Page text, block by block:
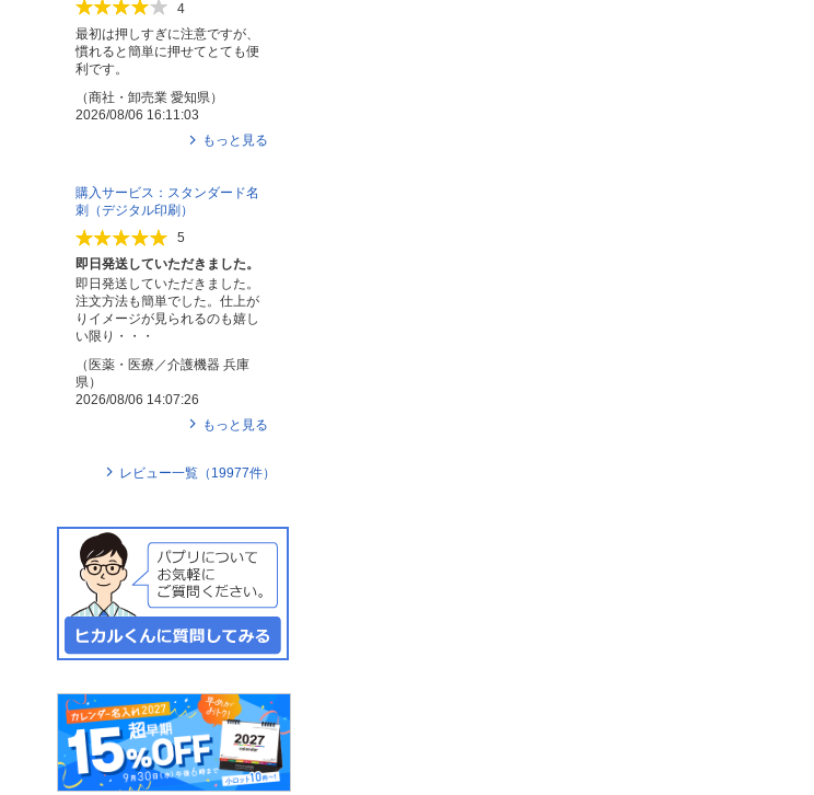
4
最初は押しすぎに注意ですが、
慣れると簡単に押せてとても便
利です。
（商社・卸売業 愛知県）
2026/08/06 16:11:03
もっと見る
購入サービス：スタンダード名
刺（デジタル印刷）
5
即日発送していただきました。
即日発送していただきました。
注文方法も簡単でした。仕上が
りイメージが見られるのも嬉し
い限り・・・
（医薬・医療／介護機器 兵庫
県 ）
2026/08/06 14:07:26
もっと見る
レビュー一覧（ 19977件）